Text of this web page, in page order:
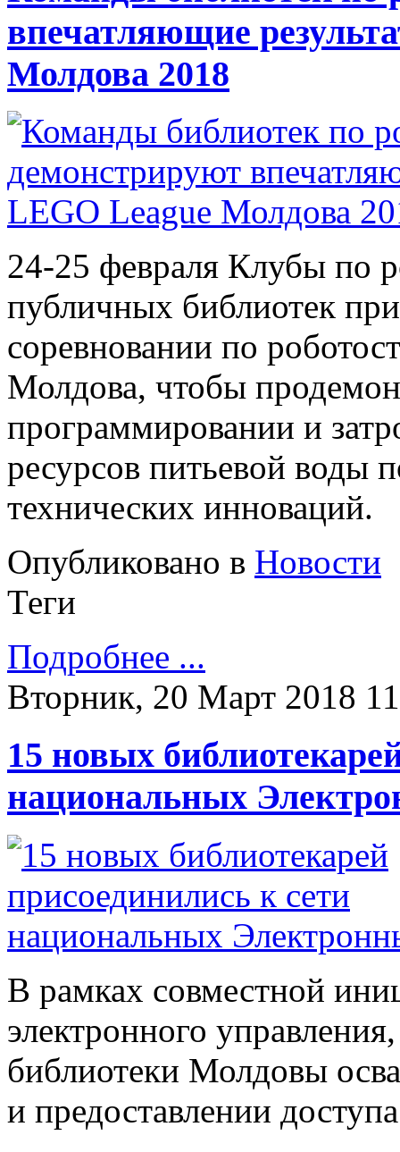
впечатляющие
Молдова 2018
24-25 февраля Клубы по
публичных библиотек
соревновании по
Молдова, чтобы
программировании и
ресурсов питьевой воды
технических инноваций.
Опубликовано в Новости
Теги
Подробнее ...
Вторник, 20 Март 2018
15 новых
национальных
В рамках совместной
электронного
библиотеки Молдовы
и предоставлении